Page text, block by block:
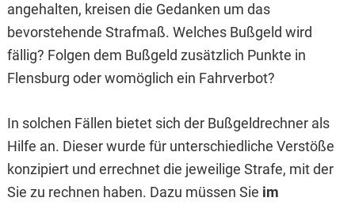
angehalten, kreisen die Gedanken um das
bevorstehende Strafmaß. Welches Bußgeld wird
fällig? Folgen dem Bußgeld zusätzlich Punkte in
Flensburg oder womöglich ein Fahrverbot?
In solchen Fällen bietet sich der Bußgeldrechner als
Hilfe an. Dieser wurde für unterschiedliche Verstöße
konzipiert und errechnet die jeweilige Strafe, mit der
Sie zu rechnen haben. Dazu müssen Sie im